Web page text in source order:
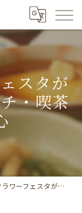
スタが
・喫茶
催されました｜ランチ・喫茶＆居酒屋 和心